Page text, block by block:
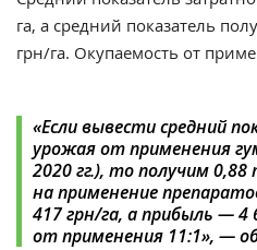
га, а средний показатель
грн/га. Окупаемость от
«Если вывести средний
урожая от применения
2020 гг.), то получим
на применение
417 грн/га, а прибыль —4
от применения 11:1», —